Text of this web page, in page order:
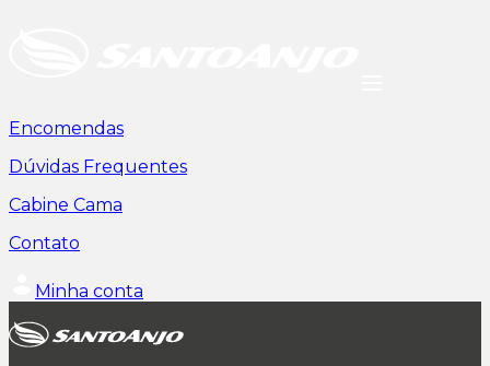
Encomendas
Dúvidas Frequentes
Cabine Cama
Contato
Minha conta